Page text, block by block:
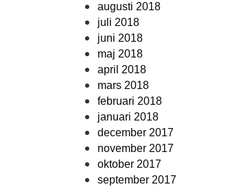
augusti 2018
juli 2018
juni 2018
maj 2018
april 2018
mars 2018
februari 2018
januari 2018
december 2017
november 2017
oktober 2017
september 2017